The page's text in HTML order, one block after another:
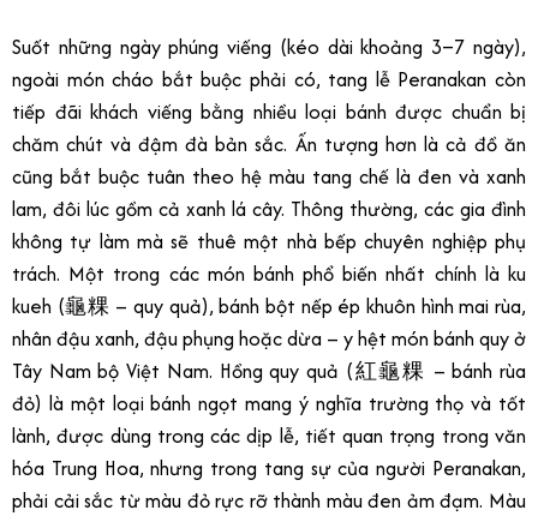
Suốt những ngày phúng viếng (kéo dài khoảng 3–7 ngày),
ngoài món cháo bắt buộc phải có, tang lễ Peranakan còn
tiếp đãi khách viếng bằng nhiều loại bánh được chuẩn bị
chăm chút và đậm đà bản sắc. Ấn tượng hơn là cả đồ ăn
cũng bắt buộc tuân theo hệ màu tang chế là đen và xanh
lam, đôi lúc gồm cả xanh lá cây. Thông thường, các gia đình
không tự làm mà sẽ thuê một nhà bếp chuyên nghiệp phụ
trách. Một trong các món bánh phổ biến nhất chính là ku
kueh (龜粿 – quy quả), bánh bột nếp ép khuôn hình mai rùa,
nhân đậu xanh, đậu phụng hoặc dừa – y hệt món bánh quy ở
Tây Nam bộ Việt Nam. Hồng quy quả (紅龜粿 – bánh rùa
đỏ) là một loại bánh ngọt mang ý nghĩa trường thọ và tốt
lành, được dùng trong các dịp lễ, tiết quan trọng trong văn
hóa Trung Hoa, nhưng trong tang sự của người Peranakan,
phải cải sắc từ màu đỏ rực rỡ thành màu đen ảm đạm. Màu